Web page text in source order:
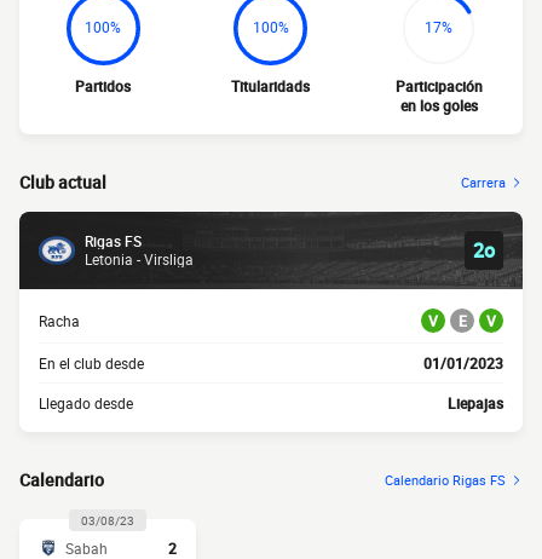
100%
Partidos
100%
Titularidads
17%
Participación
en los goles
Club actual Carrera
Rigas FS
Letonia - Virsliga
2o
Racha V E V
En el club desde 01/01/2023
Llegado desde Liepajas
Calendario Calendario Rigas FS
03/08/23
Sabah
2